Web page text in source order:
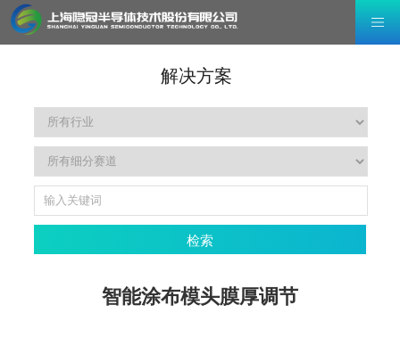
解决方案
检索
智能涂布模头膜厚调节